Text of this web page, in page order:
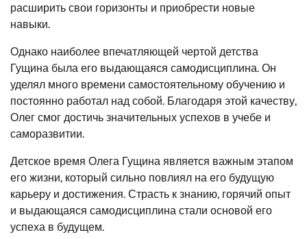
расширить свои горизонты и приобрести новые
навыки.
Однако наиболее впечатляющей чертой детства
Гущина была его выдающаяся самодисциплина. Он
уделял много времени самостоятельному обучению и
постоянно работал над собой. Благодаря этой качеству,
Олег смог достичь значительных успехов в учебе и
саморазвитии.
Детское время Олега Гущина является важным этапом
его жизни, который сильно повлиял на его будущую
карьеру и достижения. Страсть к знанию, горячий опыт
и выдающаяся самодисциплина стали основой его
успеха в будущем.